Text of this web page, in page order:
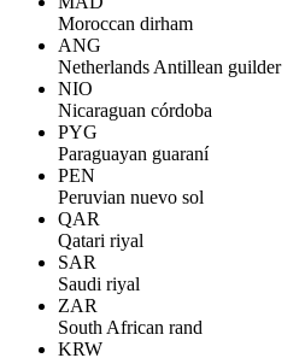
Moroccan dirham
ANG
Netherlands Antillean guilder
NIO
Nicaraguan córdoba
PYG
Paraguayan guaraní
PEN
Peruvian nuevo sol
QAR
Qatari riyal
SAR
Saudi riyal
ZAR
South African rand
KRW